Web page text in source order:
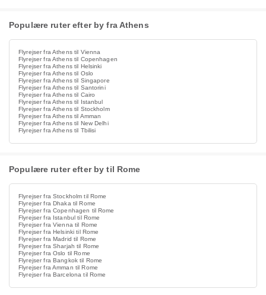
Populære ruter efter by fra Athens
Flyrejser fra Athens til Vienna
Flyrejser fra Athens til Copenhagen
Flyrejser fra Athens til Helsinki
Flyrejser fra Athens til Oslo
Flyrejser fra Athens til Singapore
Flyrejser fra Athens til Santorini
Flyrejser fra Athens til Cairo
Flyrejser fra Athens til Istanbul
Flyrejser fra Athens til Stockholm
Flyrejser fra Athens til Amman
Flyrejser fra Athens til New Delhi
Flyrejser fra Athens til Tbilisi
Populære ruter efter by til Rome
Flyrejser fra Stockholm til Rome
Flyrejser fra Dhaka til Rome
Flyrejser fra Copenhagen til Rome
Flyrejser fra Istanbul til Rome
Flyrejser fra Vienna til Rome
Flyrejser fra Helsinki til Rome
Flyrejser fra Madrid til Rome
Flyrejser fra Sharjah til Rome
Flyrejser fra Oslo til Rome
Flyrejser fra Bangkok til Rome
Flyrejser fra Amman til Rome
Flyrejser fra Barcelona til Rome